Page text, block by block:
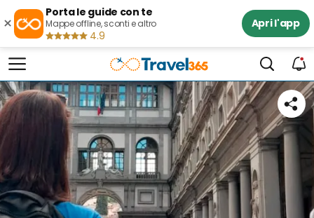
×
Porta le guide con te
Mappe offline, sconti e altro
4.9
Apri l'app